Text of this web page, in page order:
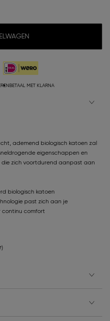
BETAAL MET KLARNA
ademend biologisch katoen zal
eigenschappen en
die zich voortdurend aanpast aan
biologisch katoen
past zich aan je
continu comfort